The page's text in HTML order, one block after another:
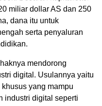
miliar dollar AS dan 250
dana itu untuk
serta penyaluran
mendorong
digital. Usulannya yaitu
yang mampu
industri digital seperti